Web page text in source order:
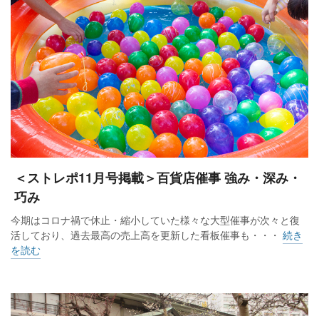
＜ストレポ11月号掲載＞百貨店催事 強み・深み・
巧み
今期はコロナ禍で休止・縮小していた様々な大型催事が次々と復
活しており、過去最高の売上高を更新した看板催事も・・・ 続き
を読む